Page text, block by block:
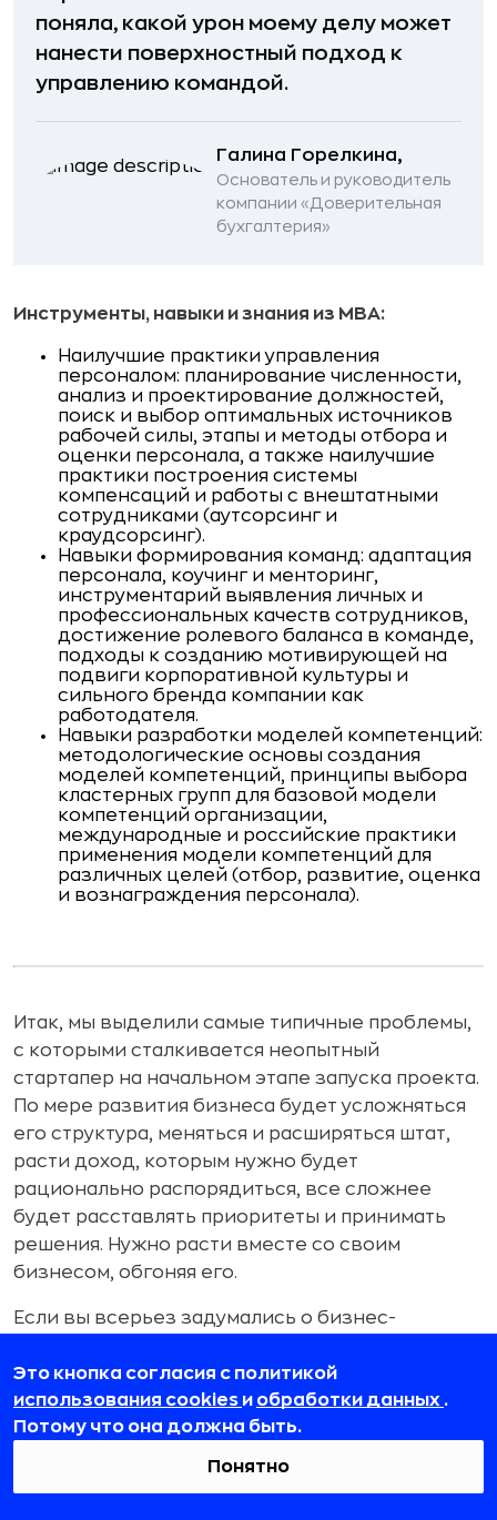
поняла, какой урон моему делу может
нанести поверхностный подход к
управлению командой.
Галина Горелкина,
Основатель и руководитель
компании «Доверительная
бухгалтерия»
Инструменты, навыки и знания из MBA:
Наилучшие практики управления
персоналом: планирование численности,
анализ и проектирование должностей,
поиск и выбор оптимальных источников
рабочей силы, этапы и методы отбора и
оценки персонала, а также наилучшие
практики построения системы
компенсаций и работы с внештатными
сотрудниками (аутсорсинг и
краудсорсинг).
Навыки формирования команд: адаптация
персонала, коучинг и менторинг,
инструментарий выявления личных и
профессиональных качеств сотрудников,
достижение ролевого баланса в команде,
подходы к созданию мотивирующей на
подвиги корпоративной культуры и
сильного бренда компании как
работодателя.
Навыки разработки моделей компетенций:
методологические основы создания
моделей компетенций, принципы выбора
кластерных групп для базовой модели
компетенций организации,
международные и российские практики
применения модели компетенций для
различных целей (отбор, развитие, оценка
и вознаграждения персонала).
Итак, мы выделили самые типичные проблемы,
с которыми сталкивается неопытный
стартапер на начальном этапе запуска проекта.
По мере развития бизнеса будет усложняться
его структура, меняться и расширяться штат,
расти доход, которым нужно будет
рационально распорядиться, все сложнее
будет расставлять приоритеты и принимать
решения. Нужно расти вместе со своим
бизнесом, обгоняя его.
Если вы всерьез задумались о бизнес-
реализацию идеи на будущее. Ежедневное
совершенствование – единственный путь
успешного предпринимателя. Опыт,
приобретенный путем набивания шишек – это
Это кнопка согласия с политикой
использования cookies и обработки данных .
Потому что она должна быть.
Понятно